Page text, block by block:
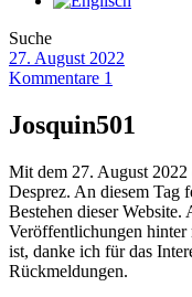
Suche
27. August 2022
Kommentare 1
Josquin501
Mit dem 27. August 2022
Desprez. An diesem Tag
Bestehen dieser
Veröffentlichungen hinter
ist, danke ich für das
Rückmeldungen.